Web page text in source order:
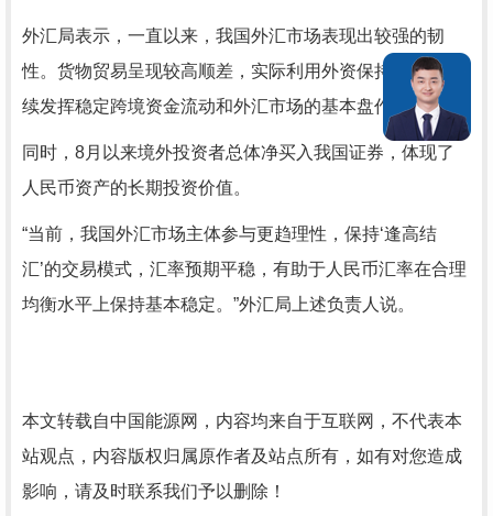
外汇局表示，一直以来，我国外汇市场表现出较强的韧
性。货物贸易呈现较高顺差，实际利用外资保持增长，持
续发挥稳定跨境资金流动和外汇市场的基本盘作用。
同时，8月以来境外投资者总体净买入我国证券，体现了
人民币资产的长期投资价值。
“当前，我国外汇市场主体参与更趋理性，保持‘逢高结
汇’的交易模式，汇率预期平稳，有助于人民币汇率在合理
均衡水平上保持基本稳定。”外汇局上述负责人说。
本文转载自中国能源网，内容均来自于互联网，不代表本
站观点，内容版权归属原作者及站点所有，如有对您造成
影响，请及时联系我们予以删除！